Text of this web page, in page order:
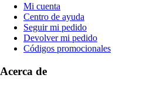
Mi cuenta
Centro de ayuda
Seguir mi pedido
Devolver mi pedido
Códigos promocionales
Acerca de